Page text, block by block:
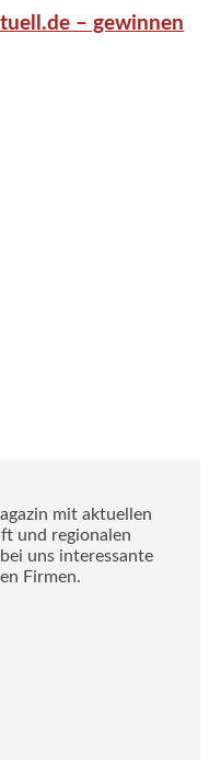
– gewinnen
mit aktuellen
und regionalen
uns interessante
Firmen.